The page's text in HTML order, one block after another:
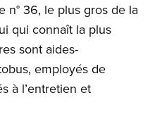
n° 36, le plus gros de la
qui connaît la plus
sont aides-
employés de
à l’entretien et